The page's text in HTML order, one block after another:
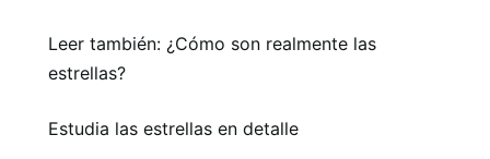
Leer también: ¿Cómo son realmente las
estrellas?
Estudia las estrellas en detalle